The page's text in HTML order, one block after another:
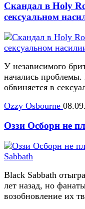
Скандал в Holy
сексуальном
У независимого
начались
обвиняется в
Ozzy Osbourne
Оззи Осборн не
Black Sabbath
лет назад, но
возобновление их